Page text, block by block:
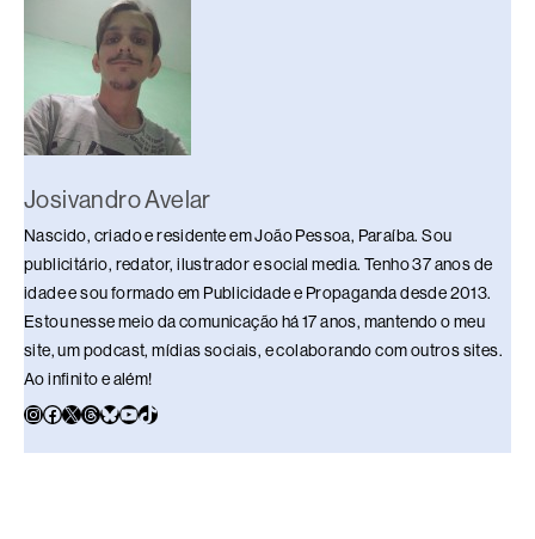
k
Josivandro Avelar
Nascido, criado e residente em João Pessoa, Paraíba. Sou
publicitário, redator, ilustrador e social media. Tenho 37 anos de
idade e sou formado em Publicidade e Propaganda desde 2013.
Estou nesse meio da comunicação há 17 anos, mantendo o meu
site, um podcast, mídias sociais, e colaborando com outros sites.
Ao infinito e além!